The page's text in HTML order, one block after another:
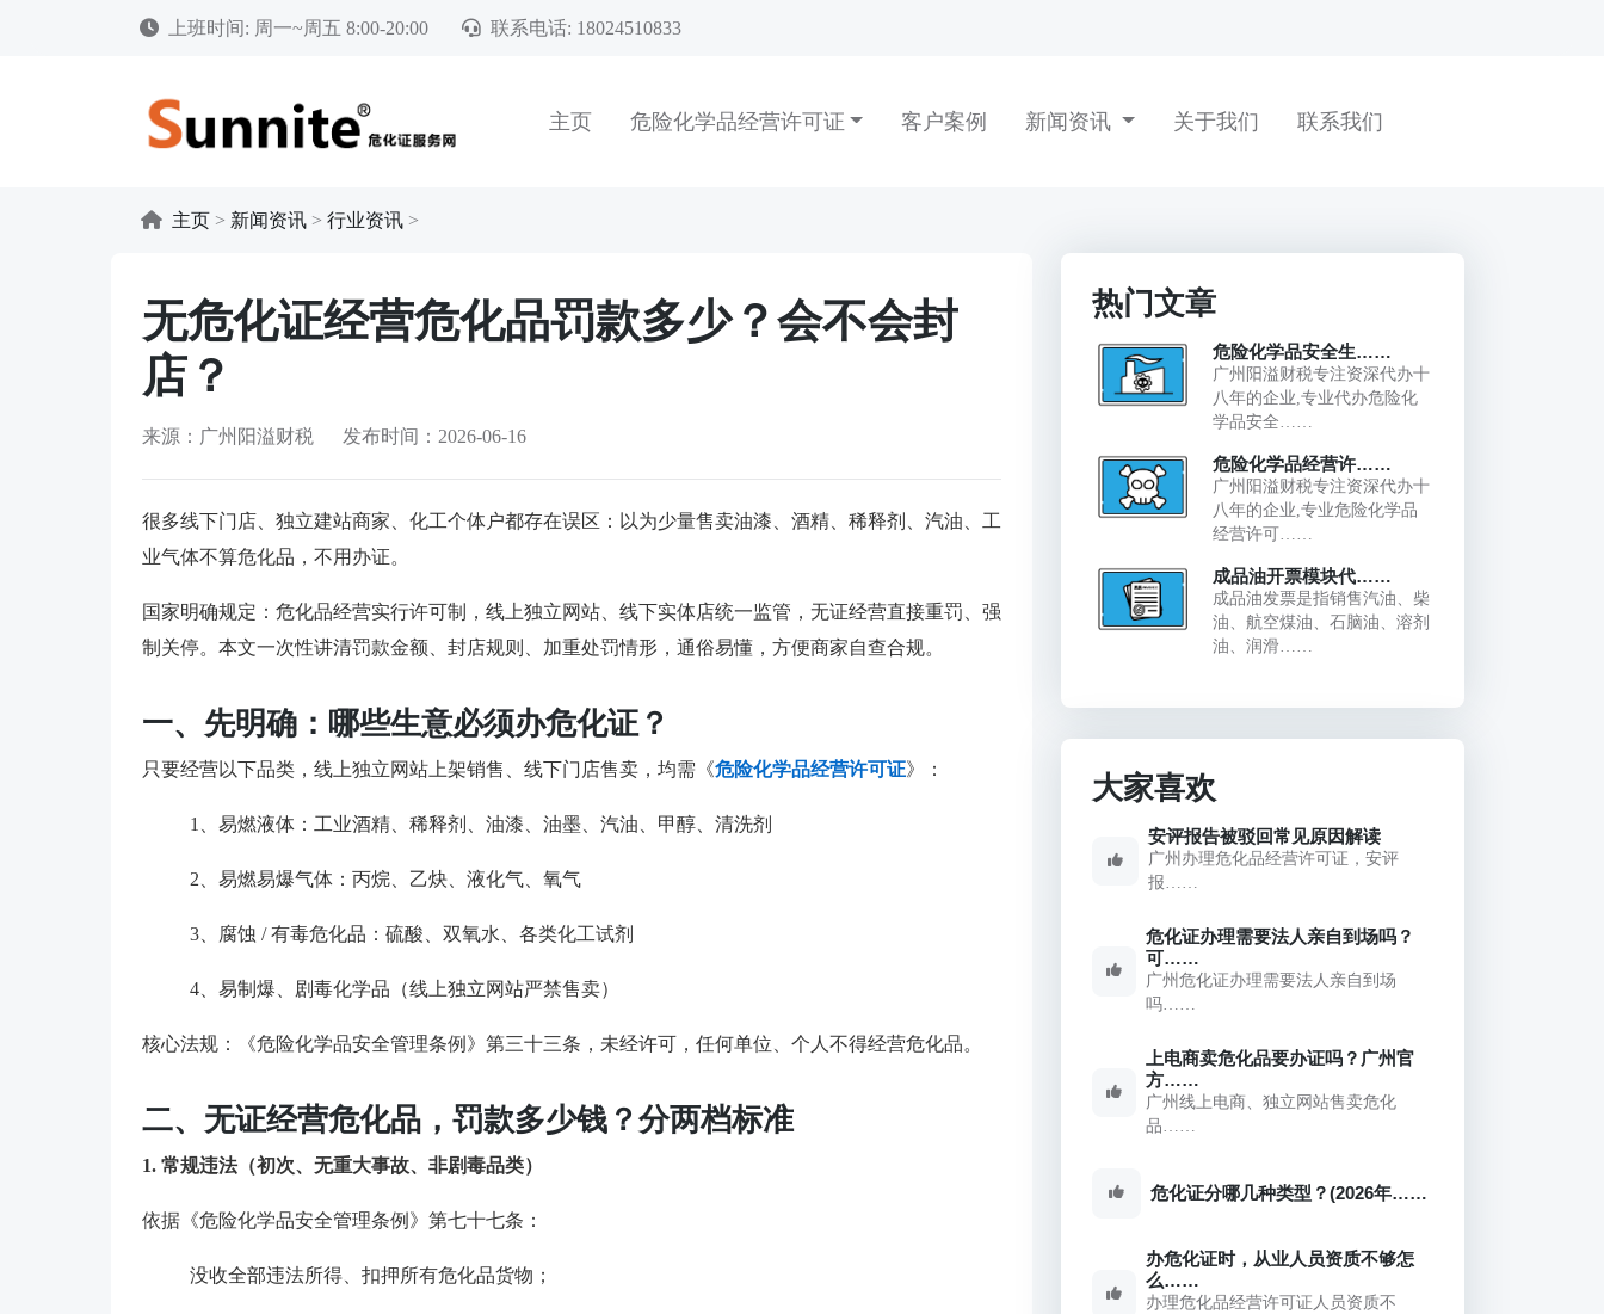
上班时间: 周一~周五 8:00-20:00 联系电话: 18024510833
主页 危险化学品经营许可证 客户案例 新闻资讯 关于我们 联系我们
主页 > 新闻资讯 > 行业资讯 >
无危化证经营危化品罚款多少？会不会封
店？
来源：广州阳溢财税 发布时间：2026-06-16
很多线下门店、独立建站商家、化工个体户都存在误区：以为少量售卖油漆、酒精、稀释剂、汽油、工
业气体不算危化品，不用办证。
国家明确规定：危化品经营实行许可制，线上独立网站、线下实体店统一监管，无证经营直接重罚、强
制关停。本文一次性讲清罚款金额、封店规则、加重处罚情形，通俗易懂，方便商家自查合规。
一、先明确：哪些生意必须办危化证？
只要经营以下品类，线上独立网站上架销售、线下门店售卖，均需《危险化学品经营许可证》：
1、易燃液体：工业酒精、稀释剂、油漆、油墨、汽油、甲醇、清洗剂
2、易燃易爆气体：丙烷、乙炔、液化气、氧气
3、腐蚀 / 有毒危化品：硫酸、双氧水、各类化工试剂
4、易制爆、剧毒化学品（线上独立网站严禁售卖）
核心法规：《危险化学品安全管理条例》第三十三条，未经许可，任何单位、个人不得经营危化品。
二、无证经营危化品，罚款多少钱？分两档标准
1. 常规违法（初次、无重大事故、非剧毒品类）
依据《危险化学品安全管理条例》第七十七条：
没收全部违法所得、扣押所有危化品货物；
热门文章
危险化学品安全生……
广州阳溢财税专注资深代办十
八年的企业,专业代办危险化
学品安全……
危险化学品经营许……
广州阳溢财税专注资深代办十
八年的企业,专业危险化学品
经营许可……
成品油开票模块代……
成品油发票是指销售汽油、柴
油、航空煤油、石脑油、溶剂
油、润滑……
大家喜欢
安评报告被驳回常见原因解读
广州办理危化品经营许可证，安评
报……
危化证办理需要法人亲自到场吗？
可……
广州危化证办理需要法人亲自到场
吗……
上电商卖危化品要办证吗？广州官
方……
广州线上电商、独立网站售卖危化
品……
危化证分哪几种类型？(2026年……
办危化证时，从业人员资质不够怎
么……
办理危化品经营许可证人员资质不